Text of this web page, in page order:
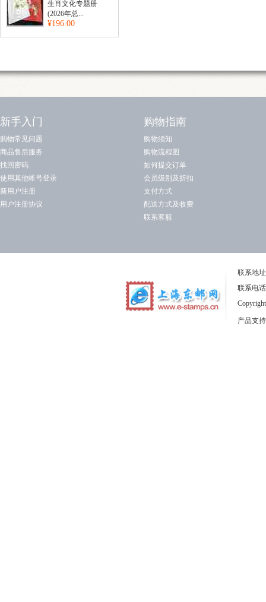
生肖文化专题册
(2026年总...
¥196.00
新手入门
购物常见问题
商品售后服务
找回密码
使用其他帐号登录
新用户注册
用户注册协议
购物指南
购物须知
购物流程图
如何提交订单
会员级别及折扣
支付方式
配送方式及收费
联系客服
联系地
联系电
产品支